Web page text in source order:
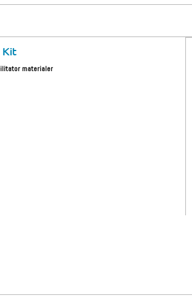
materialer